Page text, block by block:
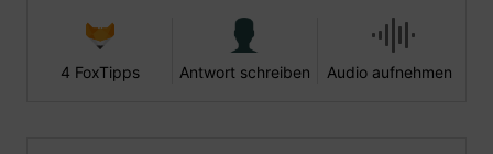
4 FoxTipps Antwort schreiben Audio aufnehmen